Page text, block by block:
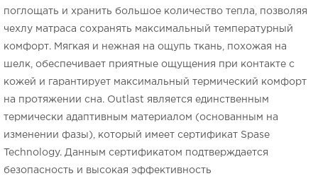
поглощать и хранить большое количество тепла, позволяя
чехлу матраса сохранять максимальный температурный
комфорт. Мягкая и нежная на ощупь ткань, похожая на
шелк, обеспечивает приятные ощущения при контакте с
кожей и гарантирует максимальный термический комфорт
на протяжении сна. Outlast является единственным
термически адаптивным материалом (основанным на
изменении фазы), который имеет сертификат Spase
Technology. Данным сертификатом подтверждается
безопасность и высокая эффективность